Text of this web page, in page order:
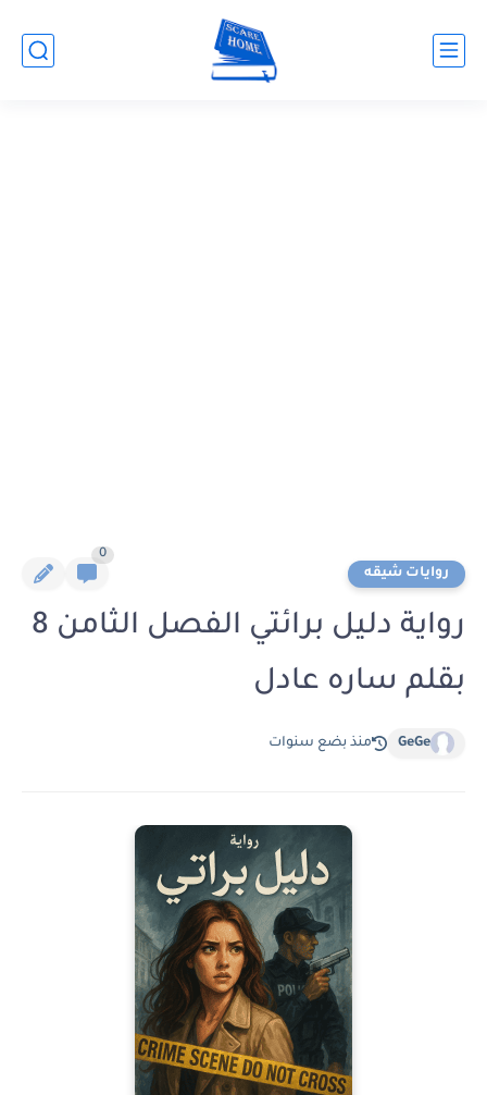
روايات شيقه
0
رواية دليل برائتي الفصل الثامن 8
بقلم ساره عادل
GeGe منذ بضع سنوات